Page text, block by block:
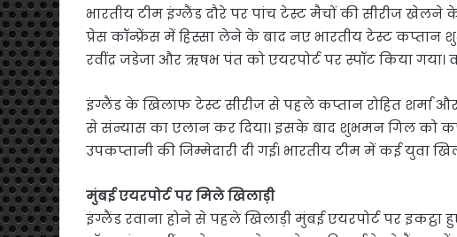
भारतीय टीम इंग्लैंड दौरे पर पांच टेस्ट मैचों की सीरीज खेलने
प्रेस कॉन्फ्रेंस में हिस्सा लेने के बाद नए भारतीय टेस्ट कप्तान
रवींद्र जडेजा और ऋषभ पंत को एयरपोर्ट पर स्पॉट किया
इंग्लैंड के खिलाफ टेस्ट सीरीज से पहले कप्तान रोहित शर्मा
से संन्यास का एलान कर दिया। इसके बाद शुभमन गिल को
उपकप्तानी की जिम्मेदारी दी गई। भारतीय टीम में कई युवा
मुंबई एयरपोर्ट पर मिले खिलाड़ी
इंग्लैंड रवाना होने से पहले खिलाड़ी मुंबई एयरपोर्ट पर